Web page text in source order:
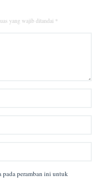
yang wajib ditandai *
pada peramban ini untuk